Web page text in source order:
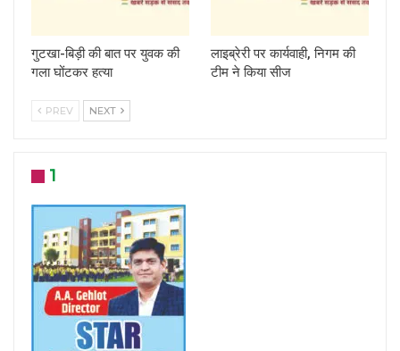
गुटखा-बिड़ी की बात पर युवक की
गला घोंटकर हत्या
लाइब्रेरी पर कार्यवाही, निगम की
टीम ने किया सीज
PREV NEXT
1